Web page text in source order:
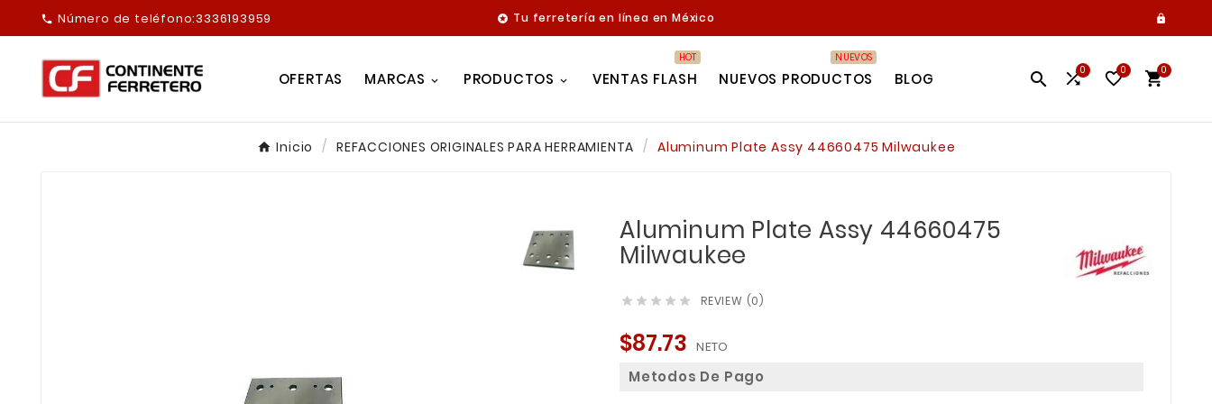
 Número de teléfono:3336193959  Tu ferretería en línea en México 
OFERTAS MARCAS PRODUCTOS VENTAS FLASH
HOT
NUEVOS PRODUCTOS
NUEVOS
BLOG  0 0 0
Inicio REFACCIONES ORIGINALES PARA HERRAMIENTA Aluminum Plate Assy 44660475 Milwaukee
Aluminum Plate Assy 44660475
Milwaukee
     REVIEW (0)
$87.73 NETO
Metodos De Pago